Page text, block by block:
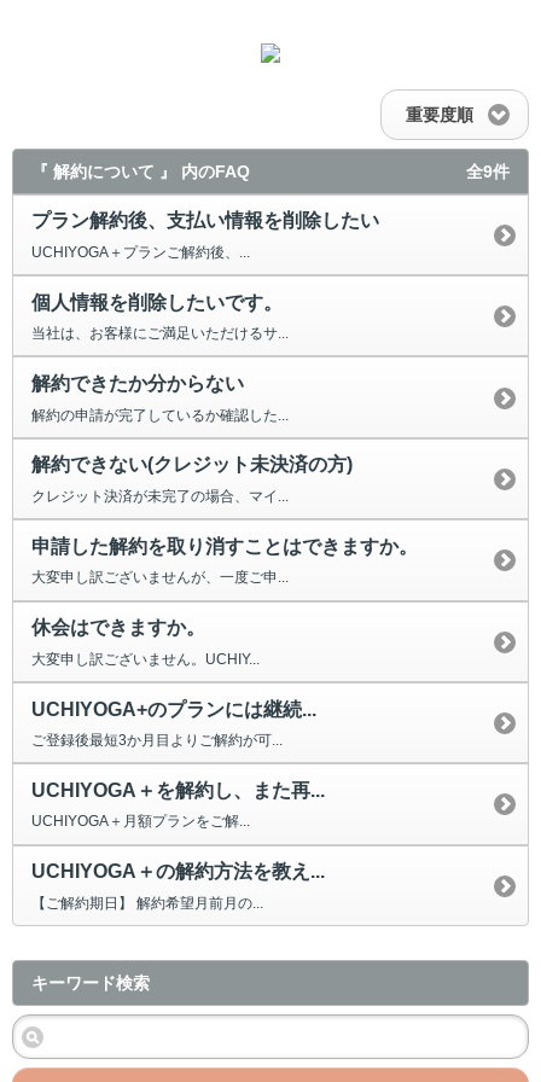
重要度順
『 解約について 』 内のFAQ 全9件
プラン解約後、支払い情報を削除したい
UCHIYOGA＋プランご解約後、...
個人情報を削除したいです。
当社は、お客様にご満足いただけるサ...
解約できたか分からない
解約の申請が完了しているか確認した...
解約できない(クレジット未決済の方)
クレジット決済が未完了の場合、マイ...
申請した解約を取り消すことはできますか。
大変申し訳ございませんが、一度ご申...
休会はできますか。
大変申し訳ございません。UCHIY...
UCHIYOGA+のプランには継続...
ご登録後最短3か月目よりご解約が可...
UCHIYOGA＋を解約し、また再...
UCHIYOGA＋月額プランをご解...
UCHIYOGA＋の解約方法を教え...
【ご解約期日】 解約希望月前月の...
キーワード検索